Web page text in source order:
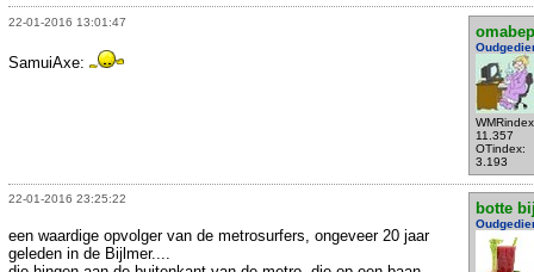
22-01-2016 13:01:47
omabep
11.357
OTindex:
3.193
SamuiAxe:
22-01-2016 23:25:22
botte
een waardige opvolger van de metrosurfers, ongeveer 20 jaar
geleden in de Bijlmer....